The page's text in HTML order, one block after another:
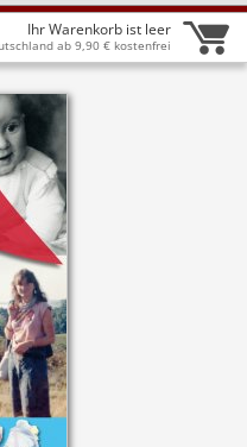
Ihr Warenkorb ist leer
ab 9,90 € kostenfrei